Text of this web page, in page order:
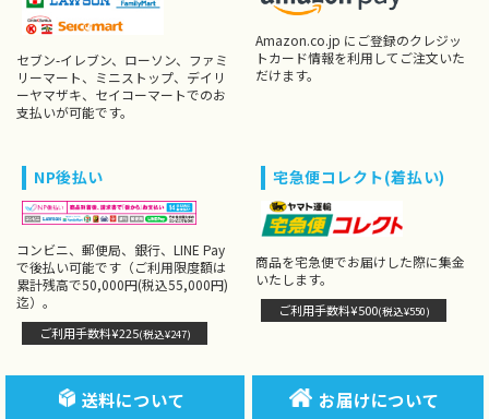
セブン-イレブン、ローソン、ファミ
リーマート、ミニストップ、デイリ
ーヤマザキ、セイコーマートでのお
支払いが可能です。
Amazon.co.jp にご登録のクレジッ
トカード情報を利用してご注文いた
だけます。
NP後払い
コンビニ、郵便局、銀行、LINE Pay
で後払い可能です（ご利用限度額は
累計残高で50,000円(税込55,000円)
迄）。
ご利用手数料¥225(税込¥247)
宅急便コレクト(着払い)
商品を宅急便でお届けした際に集金
いたします。
ご利用手数料¥500(税込¥550)
送料について お届けについて